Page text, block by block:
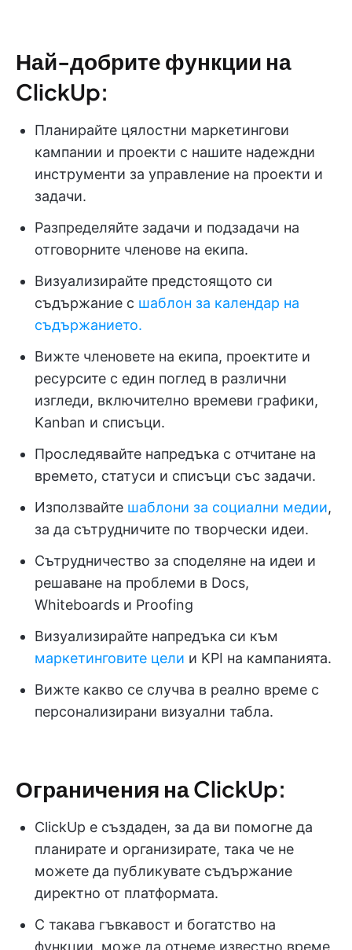
Най-добрите функции на
ClickUp:
Планирайте цялостни маркетингови
кампании и проекти с нашите надеждни
инструменти за управление на проекти и
задачи.
Разпределяйте задачи и подзадачи на
отговорните членове на екипа.
Визуализирайте предстоящото си
съдържание с шаблон за календар на
съдържанието.
Вижте членовете на екипа, проектите и
ресурсите с един поглед в различни
изгледи, включително времеви графики,
Kanban и списъци.
Проследявайте напредъка с отчитане на
времето, статуси и списъци със задачи.
Използвайте шаблони за социални медии,
за да сътрудничите по творчески идеи.
Сътрудничество за споделяне на идеи и
решаване на проблеми в Docs,
Whiteboards и Proofing
Визуализирайте напредъка си към
маркетинговите цели и KPI на кампанията.
Вижте какво се случва в реално време с
персонализирани визуални табла.
Ограничения на ClickUp:
ClickUp е създаден, за да ви помогне да
планирате и организирате, така че не
можете да публикувате съдържание
директно от платформата.
С такава гъвкавост и богатство на
функции, може да отнеме известно време,